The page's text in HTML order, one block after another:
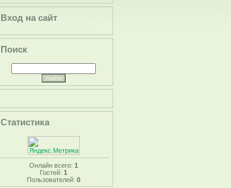
Вход на сайт
Поиск
Статистика
Онлайн всего: 1
Гостей: 1
Пользователей: 0